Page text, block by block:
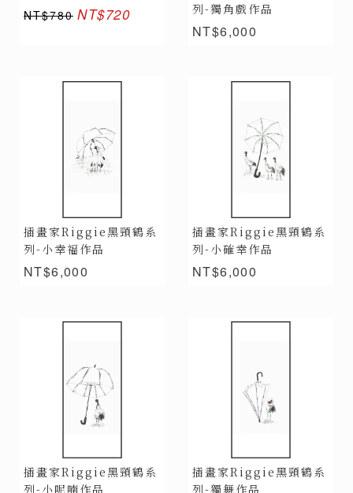
NT$780 NT$720
列-獨角戲作品
NT$6,000
插畫家Riggie黑頸鶴系
列-小幸福作品
NT$6,000
插畫家Riggie黑頸鶴系
列-小確幸作品
NT$6,000
插畫家Riggie黑頸鶴系
列-小呢喃作品
插畫家Riggie黑頸鶴系
列-獨舞作品